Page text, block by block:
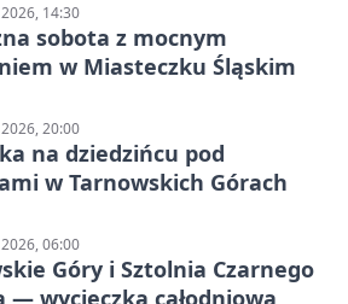
14:30
sobota z mocnym
w Miasteczku Śląskim
20:00
na dziedzińcu pod
w Tarnowskich Górach
06:00
Góry i Sztolnia Czarnego
— wycieczka całodniowa